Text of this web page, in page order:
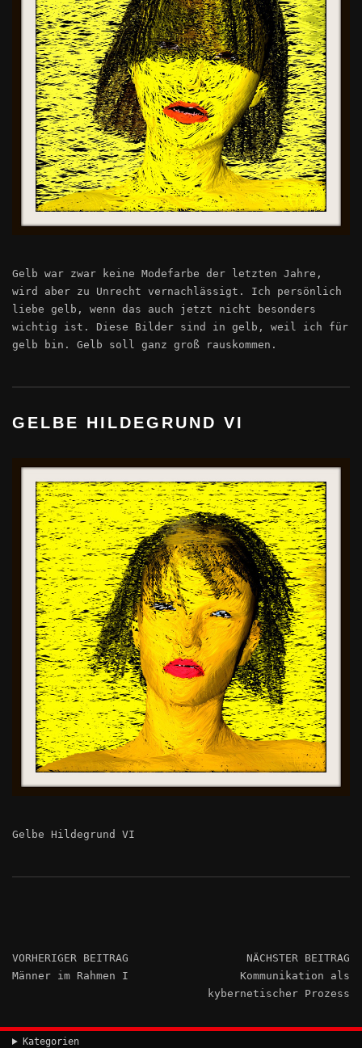
Gelb war zwar keine Modefarbe der letzten Jahre,
wird aber zu Unrecht vernachlässigt. Ich persönlich
liebe gelb, wenn das auch jetzt nicht besonders
wichtig ist. Diese Bilder sind in gelb, weil ich für
gelb bin. Gelb soll ganz groß rauskommen.
GELBE HILDEGRUND VI
Gelbe Hildegrund VI
VORHERIGER BEITRAG
Männer im Rahmen I
NÄCHSTER BEITRAG
Kommunikation als
kybernetischer Prozess
Kategorien